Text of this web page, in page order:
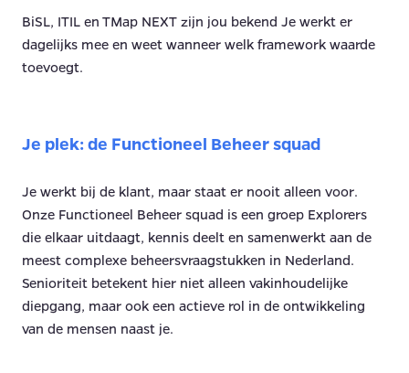
BiSL, ITIL en TMap NEXT zijn jou bekend Je werkt er
dagelijks mee en weet wanneer welk framework waarde
toevoegt.
Je plek: de Functioneel Beheer squad
Je werkt bij de klant, maar staat er nooit alleen voor.
Onze Functioneel Beheer squad is een groep Explorers
die elkaar uitdaagt, kennis deelt en samenwerkt aan de
meest complexe beheersvraagstukken in Nederland.
Senioriteit betekent hier niet alleen vakinhoudelijke
diepgang, maar ook een actieve rol in de ontwikkeling
van de mensen naast je.